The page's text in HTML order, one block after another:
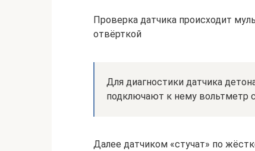
Проверка датчика происходит
отвёрткой
Для диагностики датчика
подключают к нему вольтметр
Далее датчиком «стучат» по